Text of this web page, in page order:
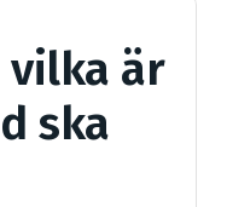
vilka är
ska